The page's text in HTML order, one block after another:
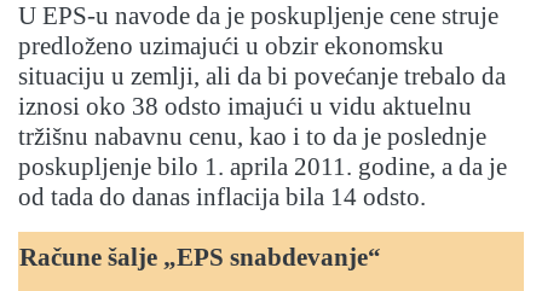
U EPS-u navode da je poskupljenje cene struje
predloženo uzimajući u obzir ekonomsku
situaciju u zemlji, ali da bi povećanje trebalo da
iznosi oko 38 odsto imajući u vidu aktuelnu
tržišnu nabavnu cenu, kao i to da je poslednje
poskupljenje bilo 1. aprila 2011. godine, a da je
od tada do danas inflacija bila 14 odsto.
Račune šalje „EPS snabdevanje“